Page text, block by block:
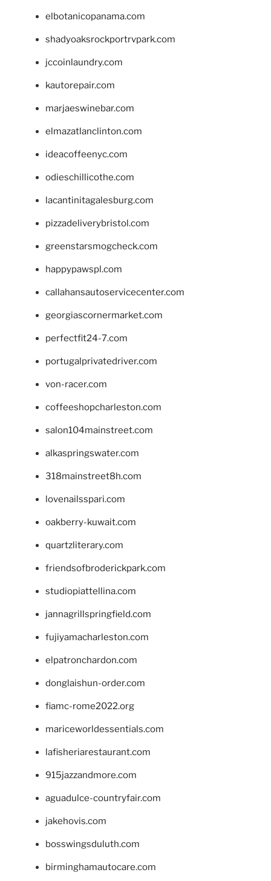
elbotanicopanama.com
shadyoaksrockportrvpark.com
jccoinlaundry.com
kautorepair.com
marjaeswinebar.com
elmazatlanclinton.com
ideacoffeenyc.com
odieschillicothe.com
lacantinitagalesburg.com
pizzadeliverybristol.com
greenstarsmogcheck.com
happypawspl.com
callahansautoservicecenter.com
georgiascornermarket.com
perfectfit24-7.com
portugalprivatedriver.com
von-racer.com
coffeeshopcharleston.com
salon104mainstreet.com
alkaspringswater.com
318mainstreet8h.com
lovenailsspari.com
oakberry-kuwait.com
quartzliterary.com
friendsofbroderickpark.com
studiopiattellina.com
jannagrillspringfield.com
fujiyamacharleston.com
elpatronchardon.com
donglaishun-order.com
fiamc-rome2022.org
mariceworldessentials.com
lafisheriarestaurant.com
915jazzandmore.com
aguadulce-countryfair.com
jakehovis.com
bosswingsduluth.com
birminghamautocare.com